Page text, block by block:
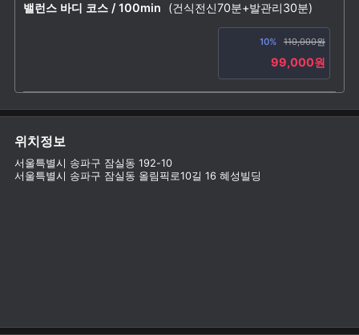
밸런스 바디 코스 / 100min (건식전신70분+발관리30분)
10% 110,000원
99,000원
위치정보
서울특별시 송파구 잠실동 192-10
서울특별시 송파구 잠실동 올림픽로10길 16 혜성빌딩